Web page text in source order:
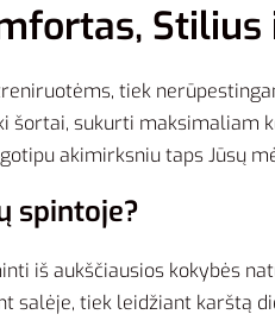
Stilius
tiek
šortai, sukurti maksimaliam
akimirksniu taps Jūsų
spintoje?
iš aukščiausios kokybės
salėje, tiek leidžiant karštą